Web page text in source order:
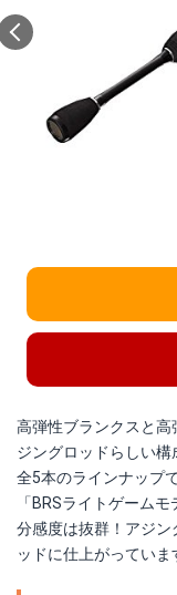
高弾性ブランクスと
ジングロッドらしい
全5本のラインナップ
「BRSライトゲーム
分感度は抜群！アジン
ッドに仕上がっていま